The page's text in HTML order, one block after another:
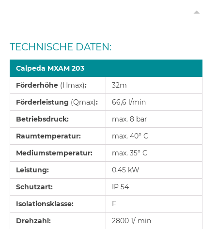
TECHNISCHE DATEN:
Calpeda MXAM 203
Förderhöhe (Hmax):
32m
Förderleistung (Qmax):
66,6 l/min
Betriebsdruck:
max. 8 bar
Raumtemperatur:
max. 40° C
Mediumstemperatur:
max. 35° C
Leistung:
0,45 kW
Schutzart:
IP 54
Isolationsklasse:
F
Drehzahl:
2800 1/ min